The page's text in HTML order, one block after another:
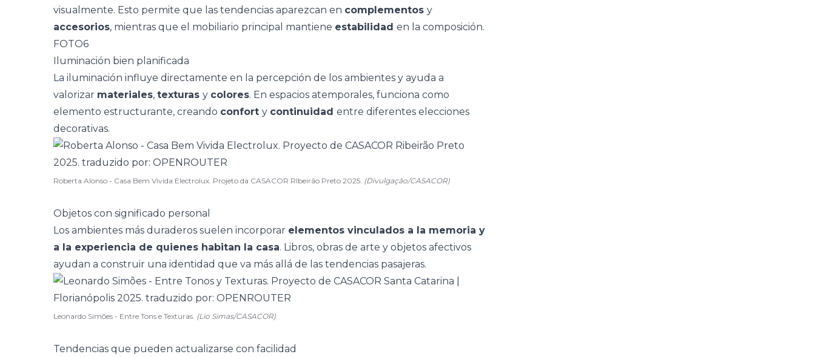
visualmente. Esto permite que las tendencias aparezcan en complementos y
accesorios, mientras que el mobiliario principal mantiene estabilidad en la composición.
FOTO6
Iluminación bien planificada
La iluminación influye directamente en la percepción de los ambientes y ayuda a
valorizar materiales, texturas y colores. En espacios atemporales, funciona como
elemento estructurante, creando confort y continuidad entre diferentes elecciones
decorativas.
Roberta Alonso - Casa Bem Vivida Electrolux. Projeto da CASACOR RIbeirão Preto 2025. (Divulgação/CASACOR)
Objetos con significado personal
Los ambientes más duraderos suelen incorporar elementos vinculados a la memoria y
a la experiencia de quienes habitan la casa. Libros, obras de arte y objetos afectivos
ayudan a construir una identidad que va más allá de las tendencias pasajeras.
Leonardo Simões - Entre Tons e Texturas. (Lio Simas/CASACOR)
Tendencias que pueden actualizarse con facilidad